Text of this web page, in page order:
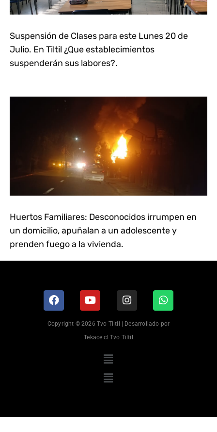
Suspensión de Clases para este Lunes 20 de
Julio. En Tiltil ¿Que establecimientos
suspenderán sus labores?.
Huertos Familiares: Desconocidos irrumpen en
un domicilio, apuñalan a un adolescente y
prenden fuego a la vivienda.
Copyright © 2026 Tvo Tiltil | Desarrollado por
Tekace.cl Tvo Tiltil